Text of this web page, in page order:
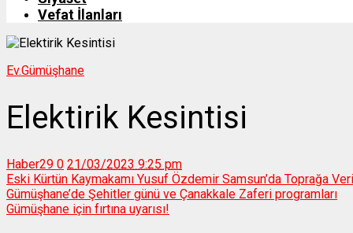
Vefat İlanları
Ev.Gümüşhane
Elektirik Kesintisi
Haber29 0 21/03/2023 9:25 pm
Eski Kürtün Kaymakamı Yusuf Özdemir Samsun’da Toprağa
Gümüşhane’de Şehitler günü ve Çanakkale Zaferi programları
Gümüşhane için fırtına uyarısı!